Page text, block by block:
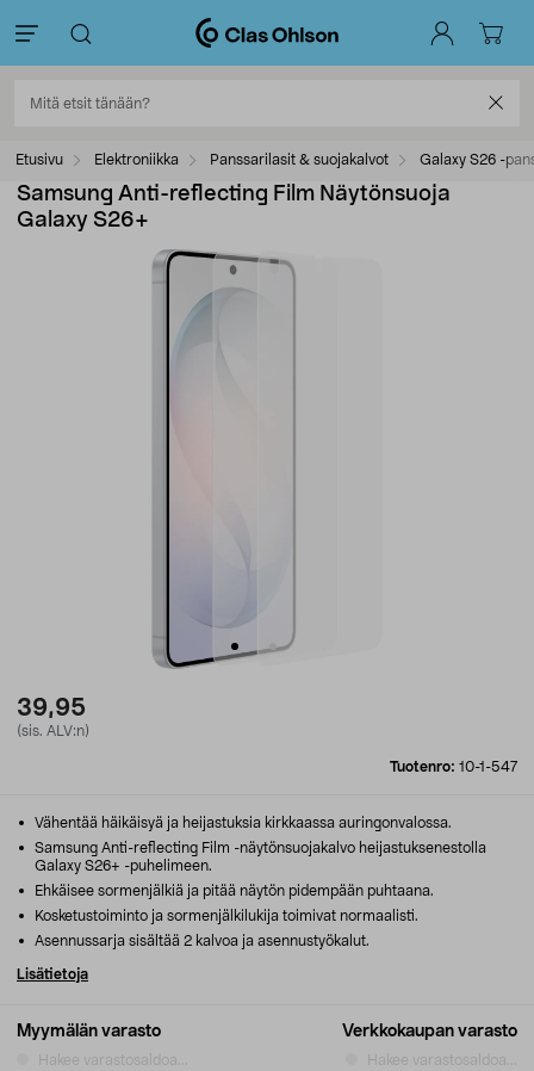
Etusivu Elektroniikka Panssarilasit & suojakalvot Galaxy S26 -
Samsung Anti-reflecting Film Näytönsuoja
Galaxy S26+
39,95
(sis. ALV:n)
Tuotenro: 10-1-547
Myymälän varasto
Hakee varastosaldoa...
Verkkokaupan varasto
Hakee varastosaldoa...
Vähentää häikäisyä ja heijastuksia kirkkaassa auringonvalossa.
Samsung Anti-reflecting Film -näytönsuojakalvo heijastuksenestolla
Galaxy S26+ -puhelimeen.
Ehkäisee sormenjälkiä ja pitää näytön pidempään puhtaana.
Kosketustoiminto ja sormenjälkilukija toimivat normaalisti.
Asennussarja sisältää 2 kalvoa ja asennustyökalut.
Lisätietoja